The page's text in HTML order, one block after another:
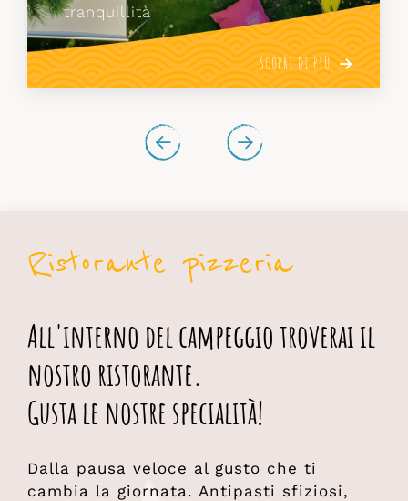
nostri graziosi monolocali.
SCOPRI DI PIÙ
Ristorante pizzeria
All'interno del campeggio troverai il
nostro ristorante.
Gusta le nostre specialità!
Dalla pausa veloce al gusto che ti
cambia la giornata. Antipasti sfiziosi,